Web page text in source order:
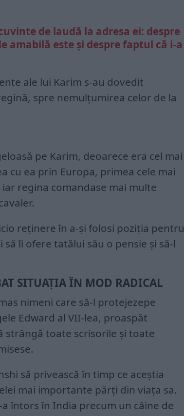
de laudă la adresa ei: despre
amabilă este și despre faptul că i-a
ale lui Karim s-au dovedit
spre nemulțumirea celor de la
pe Karim, deoarece era cel mai
cu ea prin Europa, primea cele mai
regina comandase mai multe
reținere în a-și folosi poziția pentru
îi ofere tatălui său o pensie și să-l
SITUAȚIA ÎN MOD RADICAL
nimeni care să-l protejezepe
Edward al VII-lea, proaspăt
strângă toate scrisorile și toate
să privească în timp ce aceștia
mai importante părți din viața sa.
a întors în India precum un câine de